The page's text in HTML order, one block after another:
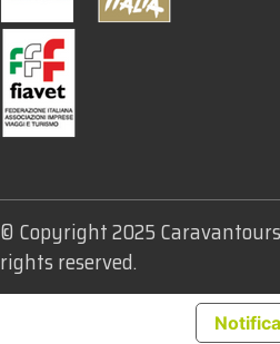
© Copyright 2025
rights reserved.